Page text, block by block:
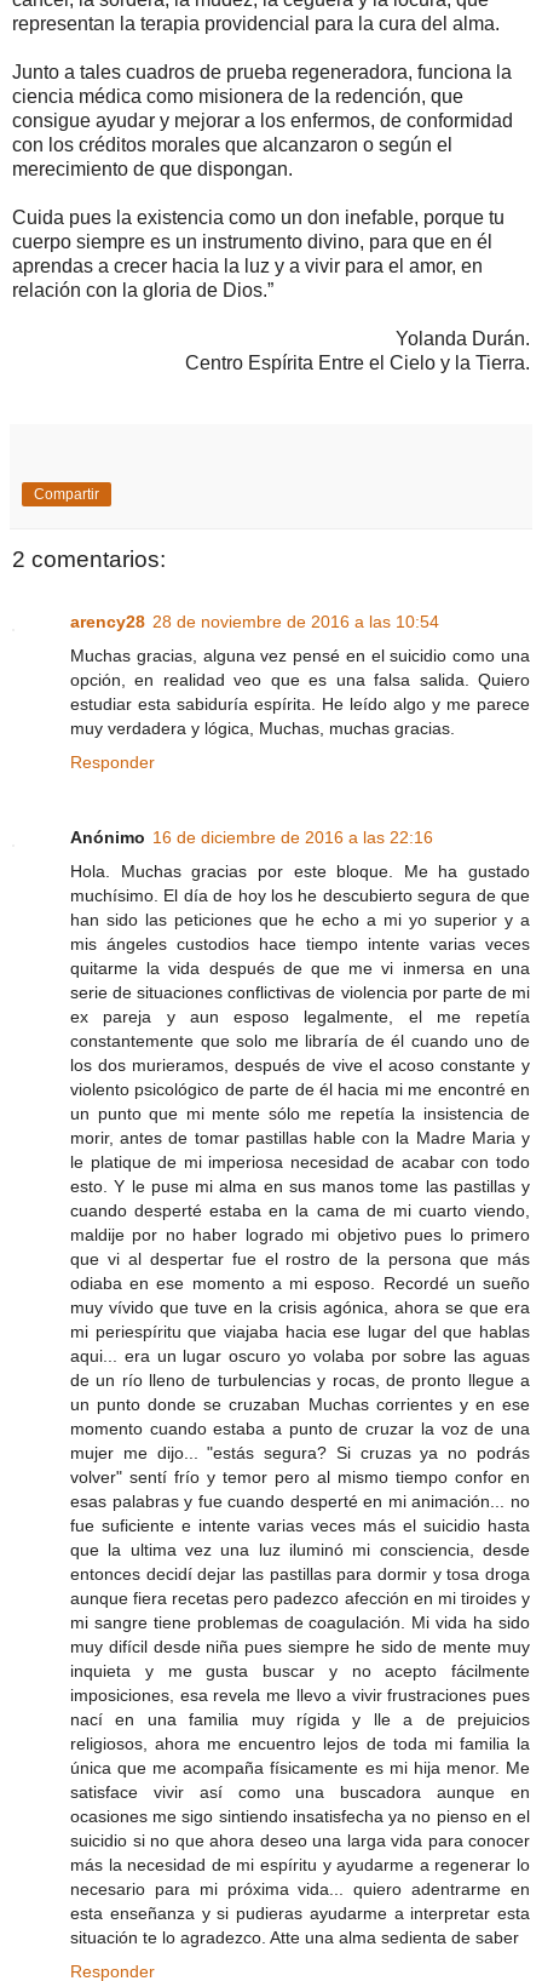
representan la terapia providencial para la cura del alma.
Junto a tales cuadros de prueba regeneradora, funciona la
ciencia médica como misionera de la redención, que
consigue ayudar y mejorar a los enfermos, de conformidad
con los créditos morales que alcanzaron o según el
merecimiento de que dispongan.
Cuida pues la existencia como un don inefable, porque tu
cuerpo siempre es un instrumento divino, para que en él
aprendas a crecer hacia la luz y a vivir para el amor, en
relación con la gloria de Dios.”
Yolanda Durán.
Centro Espírita Entre el Cielo y la Tierra.
Compartir
2 comentarios:
arency28 28 de noviembre de 2016 a las 10:54
Muchas gracias, alguna vez pensé en el suicidio como una
opción, en realidad veo que es una falsa salida. Quiero
estudiar esta sabiduría espírita. He leído algo y me parece
muy verdadera y lógica, Muchas, muchas gracias.
Responder
Anónimo 16 de diciembre de 2016 a las 22:16
Hola. Muchas gracias por este bloque. Me ha gustado
muchísimo. El día de hoy los he descubierto segura de que
han sido las peticiones que he echo a mi yo superior y a
mis ángeles custodios hace tiempo intente varias veces
quitarme la vida después de que me vi inmersa en una
serie de situaciones conflictivas de violencia por parte de mi
ex pareja y aun esposo legalmente, el me repetía
constantemente que solo me libraría de él cuando uno de
los dos murieramos, después de vive el acoso constante y
violento psicológico de parte de él hacia mi me encontré en
un punto que mi mente sólo me repetía la insistencia de
morir, antes de tomar pastillas hable con la Madre Maria y
le platique de mi imperiosa necesidad de acabar con todo
esto. Y le puse mi alma en sus manos tome las pastillas y
cuando desperté estaba en la cama de mi cuarto viendo,
maldije por no haber logrado mi objetivo pues lo primero
que vi al despertar fue el rostro de la persona que más
odiaba en ese momento a mi esposo. Recordé un sueño
muy vívido que tuve en la crisis agónica, ahora se que era
mi periespíritu que viajaba hacia ese lugar del que hablas
aqui... era un lugar oscuro yo volaba por sobre las aguas
de un río lleno de turbulencias y rocas, de pronto llegue a
un punto donde se cruzaban Muchas corrientes y en ese
momento cuando estaba a punto de cruzar la voz de una
mujer me dijo... "estás segura? Si cruzas ya no podrás
volver" sentí frío y temor pero al mismo tiempo confor en
esas palabras y fue cuando desperté en mi animación... no
fue suficiente e intente varias veces más el suicidio hasta
que la ultima vez una luz iluminó mi consciencia, desde
entonces decidí dejar las pastillas para dormir y tosa droga
aunque fiera recetas pero padezco afección en mi tiroides y
mi sangre tiene problemas de coagulación. Mi vida ha sido
muy difícil desde niña pues siempre he sido de mente muy
inquieta y me gusta buscar y no acepto fácilmente
imposiciones, esa revela me llevo a vivir frustraciones pues
nací en una familia muy rígida y lle a de prejuicios
religiosos, ahora me encuentro lejos de toda mi familia la
única que me acompaña físicamente es mi hija menor. Me
satisface vivir así como una buscadora aunque en
ocasiones me sigo sintiendo insatisfecha ya no pienso en el
suicidio si no que ahora deseo una larga vida para conocer
más la necesidad de mi espíritu y ayudarme a regenerar lo
necesario para mi próxima vida... quiero adentrarme en
esta enseñanza y si pudieras ayudarme a interpretar esta
situación te lo agradezco. Atte una alma sedienta de saber
Responder